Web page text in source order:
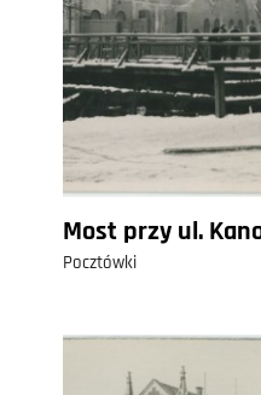
Most przy ul.
Pocztówki